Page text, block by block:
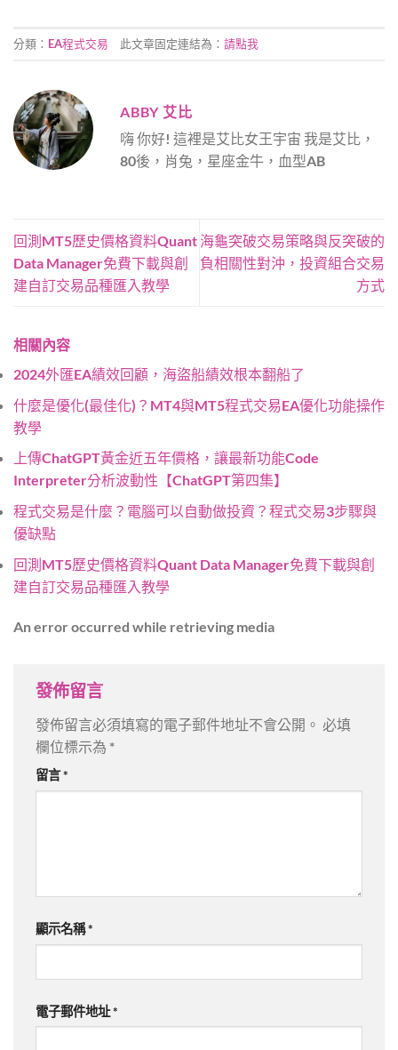
分類： EA程式交易 此文章固定連結為： 請點我
ABBY 艾比
嗨 你好! 這裡是艾比女王宇宙 我是艾比，
80後，肖兔，星座金牛，血型AB
回測MT5歷史價格資料Quant
Data Manager免費下載與創
建自訂交易品種匯入教學
海龜突破交易策略與反突破的
負相關性對沖，投資組合交易
方式
相關內容
2024外匯EA績效回顧，海盜船績效根本翻船了
什麼是優化(最佳化)？MT4與MT5程式交易EA優化功能操作
教學
上傳ChatGPT黃金近五年價格，讓最新功能Code
Interpreter分析波動性【ChatGPT第四集】
程式交易是什麼？電腦可以自動做投資？程式交易3步驟與
優缺點
回測MT5歷史價格資料Quant Data Manager免費下載與創
建自訂交易品種匯入教學
An error occurred while retrieving media
發佈留言
發佈留言必須填寫的電子郵件地址不會公開。 必填
欄位標示為 *
留言*
顯示名稱*
電子郵件地址*